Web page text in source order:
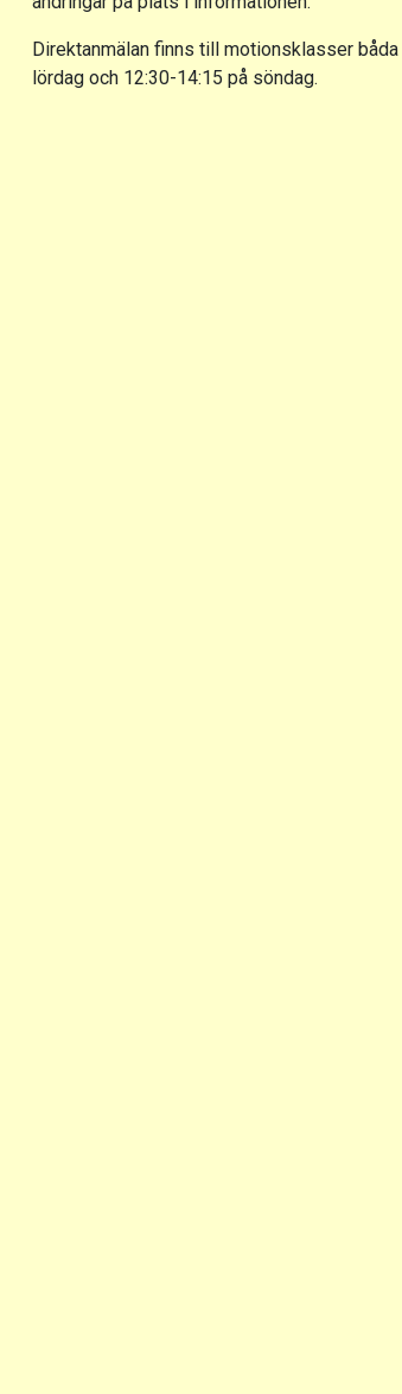
Direktanmälan finns till motionsklasser
lördag och 12:30-14:15 på söndag.